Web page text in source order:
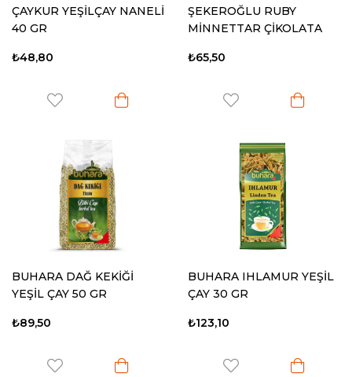
ÇAYKUR YEŞİLÇAY NANELİ
40 GR
₺48,80
ŞEKEROĞLU RUBY
MİNNETTAR ÇİKOLATA
₺65,50
BUHARA DAĞ KEKİĞİ
YEŞİL ÇAY 50 GR
₺89,50
BUHARA IHLAMUR YEŞİL
ÇAY 30 GR
₺123,10